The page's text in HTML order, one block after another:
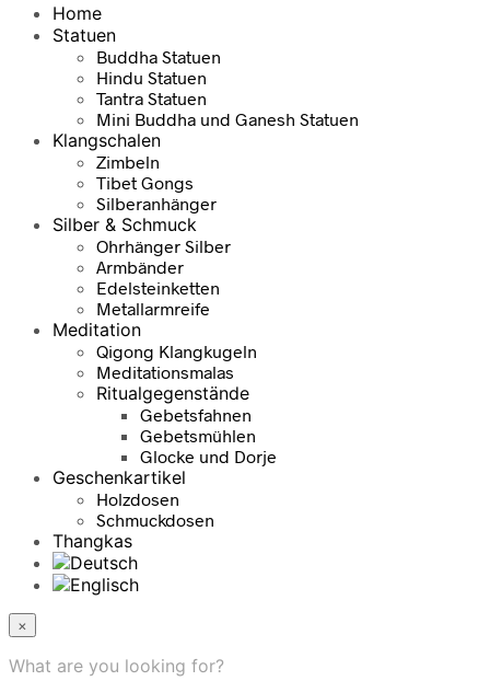
Home
Statuen
Buddha Statuen
Hindu Statuen
Tantra Statuen
Mini Buddha und Ganesh Statuen
Klangschalen
Zimbeln
Tibet Gongs
Silberanhänger
Silber & Schmuck
Ohrhänger Silber
Armbänder
Edelsteinketten
Metallarmreife
Meditation
Qigong Klangkugeln
Meditationsmalas
Ritualgegenstände
Gebetsfahnen
Gebetsmühlen
Glocke und Dorje
Geschenkartikel
Holzdosen
Schmuckdosen
Thangkas
×
What are you looking for?